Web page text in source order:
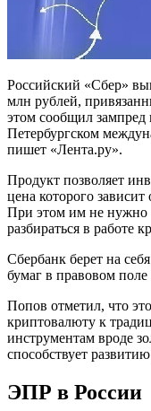
Российский «Сбер»
млн рублей,
этом сообщил
Петербургском
пишет «Лента.ру».
Продукт позволяет
цена которого
При этом им не нужно
разбираться в работе
Сбербанк берет на
бумаг в правовом
Попов отметил, что
криптовалюту к
инструментам вроде
способствует
ЭПР в России